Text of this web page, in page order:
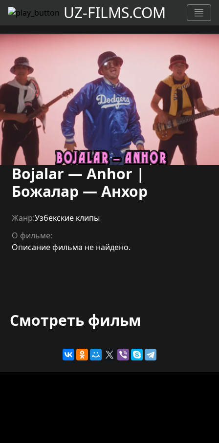
UZ-FILMS.COM
Bojalar — Anhor |
Божалар — Анхор
Жанр:Узбекские клипы
О фильме:
Описание фильма не найдено.
Смотреть фильм